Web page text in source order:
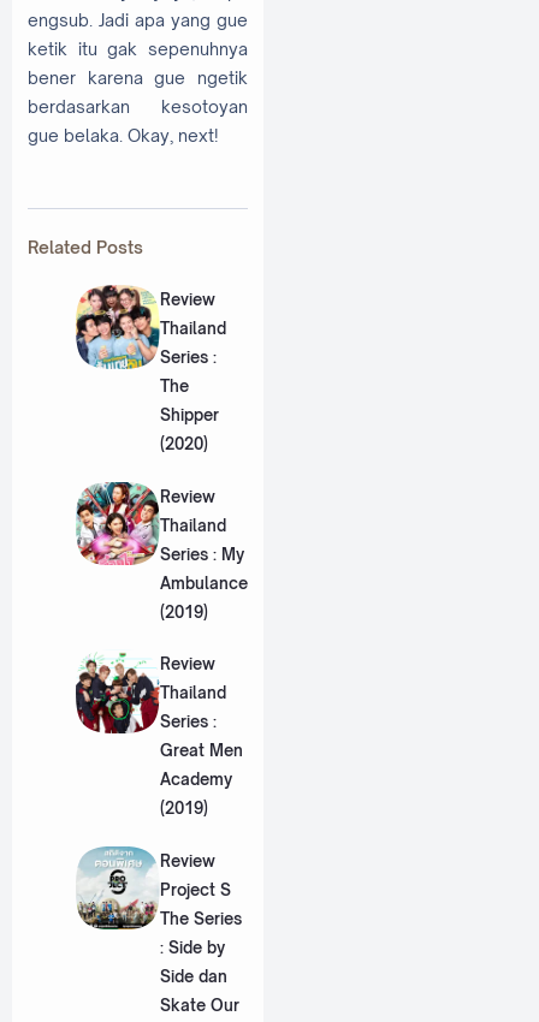
engsub. Jadi apa yang gue
ketik itu gak sepenuhnya
bener karena gue ngetik
berdasarkan kesotoyan
gue belaka. Okay, next!
Related Posts
Review
Thailand
Series :
The
Shipper
(2020)
Review
Thailand
Series : My
Ambulance
(2019)
Review
Thailand
Series :
Great Men
Academy
(2019)
Review
Project S
The Series
: Side by
Side dan
Skate Our